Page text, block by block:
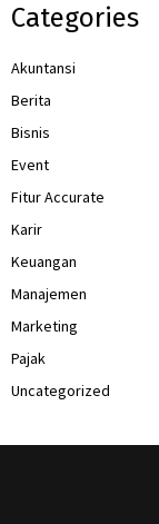
Categories
Akuntansi
Berita
Bisnis
Event
Fitur Accurate
Karir
Keuangan
Manajemen
Marketing
Pajak
Uncategorized